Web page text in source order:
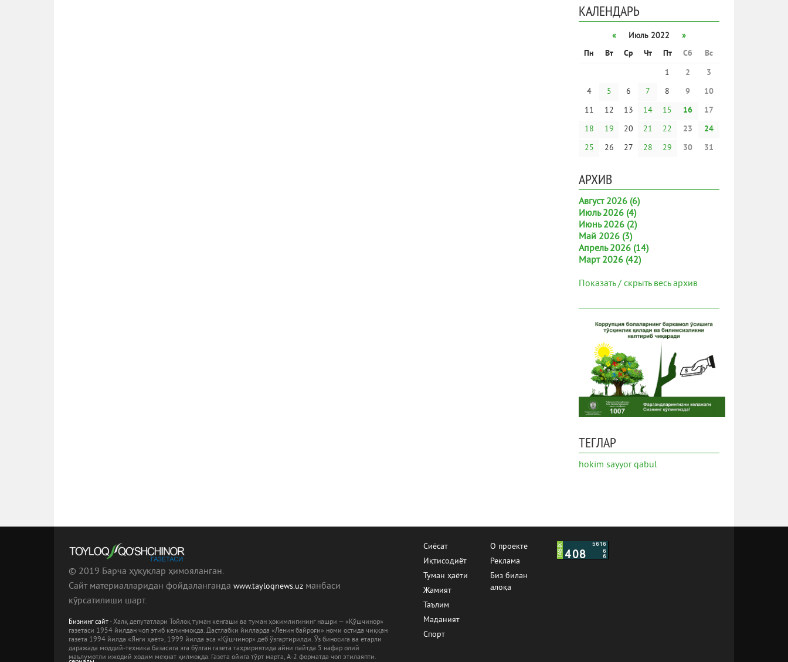
КАЛЕНДАРЬ
« Июль 2022
»
Пн
Вт Ср Чт Пт Сб
Вс
1
2
3
4
5 6 7 8 9
10
11
12 13 14 15 16
17
18
19 20 21 22 23
24
25
26 27 28 29 30 31
АРХИВ
Август 2026 (6)
Июль 2026 (4)
Июнь 2026 (2)
Май 2026 (3)
Апрель 2026 (14)
Март 2026 (42)
Показать / скрыть весь архив
ТЕГЛАР
hokim sayyor qabul
© 2019 Барча ҳуқуқлар ҳимояланган.
Сайт материалларидан фойдаланганда www.tayloqnews.uz манбаcи
кўрсатилиши шарт.
Бизнинг сайт- Халқ депутатлари Тойлоқ туман кенгаши ва туман ҳокимлигининг нашри — «Қўшчинор»
газетаси 1954 йилдан чоп этиб келинмоқда. Дастлабки йилларда «Ленин байроғи» номи остида чиққан
газета 1994 йилда «Янги ҳаёт», 1999 йилда эса «Қўшчинор» деб ўзгартирилди. Ўз биносига ва етарли
даражада моддий-техника базасига эга бўлган газета таҳририятида айни пайтда 5 нафар олий
маълумотли ижодий ходим меҳнат қилмоқда. Газета ойига тўрт марта, А-2 форматда чоп этилаяпти.
Сиёсат
Иқтисодиёт
Туман ҳаёти
Жамият
Таълим
Маданият
Спорт
О проекте
Реклама
Биз билан
алоқа